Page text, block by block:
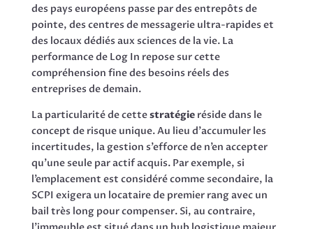
des pays européens passe par des entrepôts de
pointe, des centres de messagerie ultra-rapides et
des locaux dédiés aux sciences de la vie. La
performance de Log In repose sur cette
compréhension fine des besoins réels des
entreprises de demain.
La particularité de cettestratégieréside dans le
concept de risque unique. Au lieu d’accumuler les
incertitudes, la gestion s’efforce de n’en accepter
qu’une seule par actif acquis. Par exemple, si
l’emplacement est considéré comme secondaire, la
SCPI exigera un locataire de premier rang avec un
bail très long pour compenser. Si, au contraire,